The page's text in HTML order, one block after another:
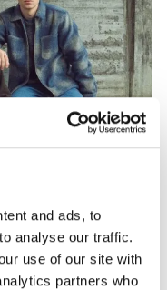
and ads, to
analyse our traffic.
use of our site with
partners who